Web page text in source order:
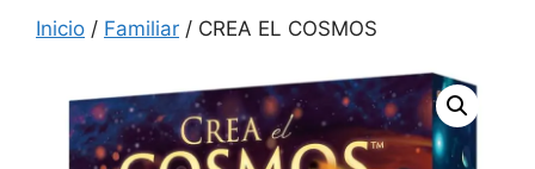
Inicio / Familiar / CREA EL COSMOS